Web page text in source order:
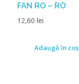
FAN RO – RO
12,60 lei
Adaugă în coș